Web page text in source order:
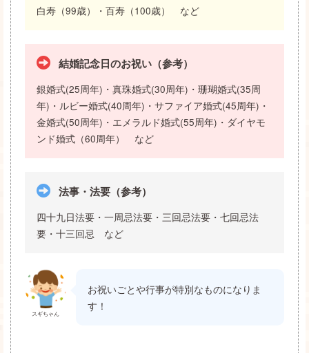
白寿（99歳）・百寿（100歳） など
結婚記念日のお祝い（参考）
銀婚式(25周年)・真珠婚式(30周年)・珊瑚婚式(35周
年)・ルビー婚式(40周年)・サファイア婚式(45周年)・
金婚式(50周年)・エメラルド婚式(55周年)・ダイヤモ
ンド婚式（60周年） など
法事・法要（参考）
四十九日法要・一周忌法要・三回忌法要・七回忌法
要・十三回忌 など
スギちゃん
お祝いごとや行事が特別なものになりま
す！